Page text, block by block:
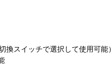
スイッチで選択して使用可能）